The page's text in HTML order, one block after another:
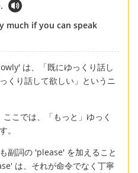
much if you can speak
は、「既にゆっくり話し
くり話して欲しい」というニ
こでは、「もっと」ゆっく
。
副詞の 'please' を加えること
は、それが命令でなく丁寧